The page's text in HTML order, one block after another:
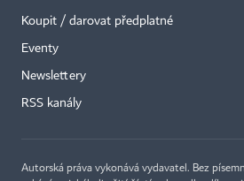
Koupit / darovat předplatné
Eventy
Newslettery
RSS kanály
Autorská práva vykonává vydavatel. Bez